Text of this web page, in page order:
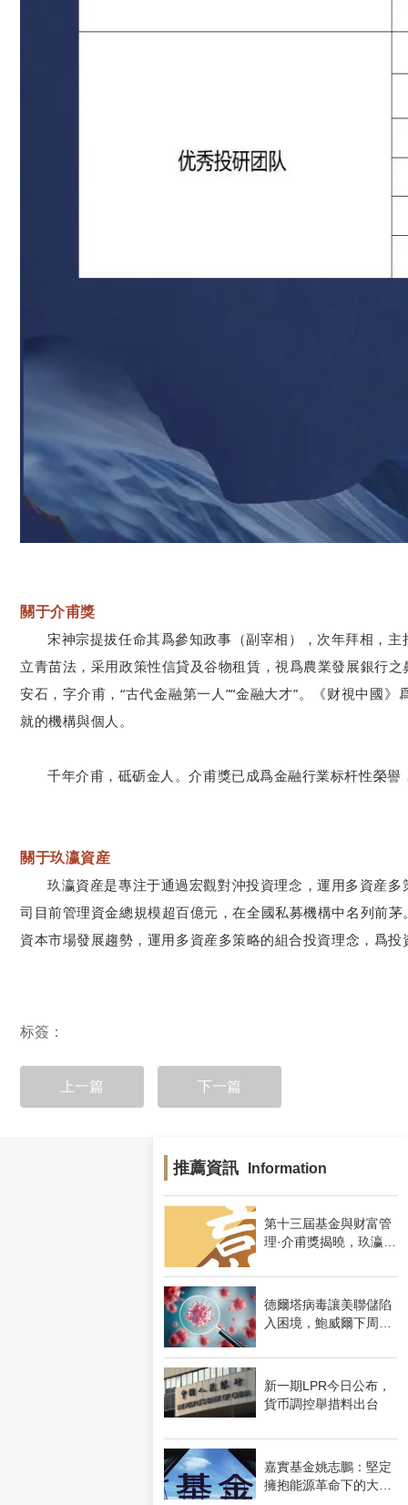
關于介甫獎
宋神宗提拔任命其爲參知政事（副宰相），次年拜相，
立青苗法，采用政策性信貸及谷物租賃，視爲農業發展銀行
安石，字介甫，“古代金融第一人”“金融大才”。《财視中國
就的機構與個人。
千年介甫，砥砺金人。介甫獎已成爲金融行業标杆性榮
關于玖瀛資産
玖瀛資産是專注于通過宏觀對沖投資理念，運用多資産
司目前管理資金總規模超百億元，在全國私募機構中名列前
資本市場發展趨勢，運用多資産多策略的組合投資理念，爲
标簽：
上一篇 下一篇
推薦資訊 Information
第十三屆基金與财富管
理·介甫獎揭曉，玖瀛資
德爾塔病毒讓美聯儲陷
入困境，鮑威爾下周爲
新一期LPR今日公布，
貨币調控舉措料出台
嘉實基金姚志鵬：堅定
擁抱能源革命下的大級